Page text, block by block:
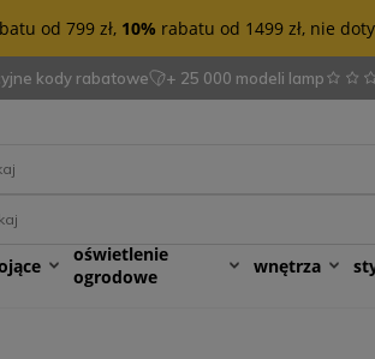
od 799 zł, 10% rabatu od 1499 zł, nie
kody rabatowe + 25 000 modeli lamp
oświetlenie
ogrodowe
wnętrza